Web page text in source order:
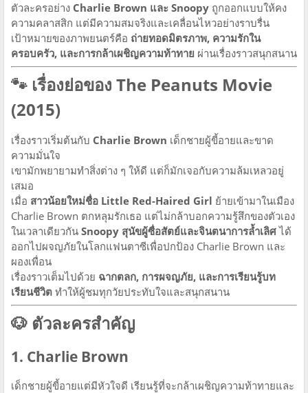
ตัวละครอย่าง Charlie Brown และ Snoopy ถูกออกแบบให้คง
ความคลาสสิก แต่มีความสมจริงและเคลื่อนไหวอย่างราบรื่น
เป้าหมายของภาพยนตร์คือ ถ่ายทอดมิตรภาพ, ความรักใน
ครอบครัว, และการกล้าเผชิญความท้าทาย ผ่านเรื่องราวสนุกสนาน
🐾 เรื่องย่อของ The Peanuts Movie
(2015)
เรื่องราวเริ่มต้นกับ Charlie Brown เด็กชายผู้ขี้อายและขาด
ความมั่นใจ
เขามักพยายามทำสิ่งต่าง ๆ ให้ดี แต่ก็มักเจอกับความล้มเหลวอยู่
เสมอ
เมื่อ สาวน้อยใหม่ชื่อ Little Red-Haired Girl ย้ายเข้ามาในเมือง
Charlie Brown ตกหลุมรักเธอ แต่ไม่กล้าบอกความรู้สึกของตัวเอง
ในเวลาเดียวกัน Snoopy สุนัขผู้ซื่อสัตย์และจินตนาการล้ำเลิศได้
ออกไปผจญภัยในโลกแฟนตาซีเพื่อปกป้อง Charlie Brown และ
ผองเพื่อน
เรื่องราวเต็มไปด้วย ฉากตลก, การผจญภัย, และการเรียนรู้บท
เรียนชีวิต ทำให้ผู้ชมทุกวัยประทับใจและสนุกสนาน
🐶 ตัวละครสำคัญ
1. Charlie Brown
เด็กชายผู้ขี้อายแต่มีหัวใจดี เรียนรู้ที่จะกล้าเผชิญความท้าทายและ